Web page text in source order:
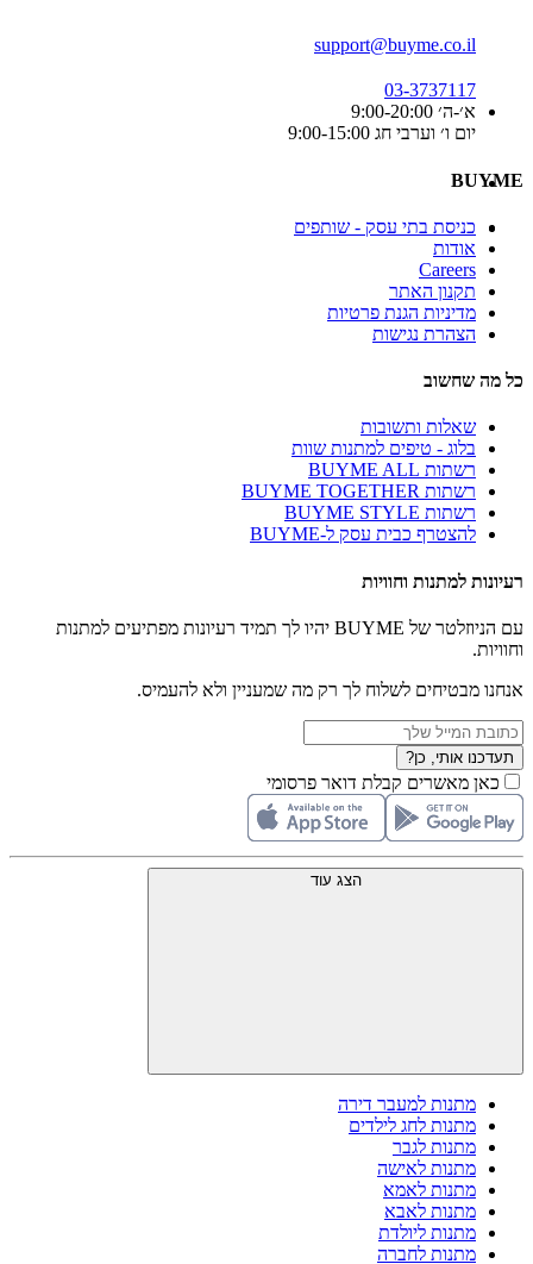
support@buyme.co.il
03-3737117
א׳-ה׳ 9:00-20:00
יום ו׳ וערבי חג 9:00-15:00
BUYME
כניסת בתי עסק - שותפים
אודות
Careers
תקנון האתר
מדיניות הגנת פרטיות
הצהרת נגישות
כל מה שחשוב
שאלות ותשובות
בלוג - טיפים למתנות שוות
רשתות BUYME ALL
רשתות BUYME TOGETHER
רשתות BUYME STYLE
להצטרף כבית עסק ל-BUYME
רעיונות למתנות וחוויות
עם הניוזלטר של BUYME יהיו לך תמיד רעיונות מפתיעים למתנות
וחוויות.
אנחנו מבטיחים לשלוח לך רק מה שמעניין ולא להעמיס.
תעדכנו אותי, כן?
כאן מאשרים קבלת דואר פרסומי
הצג עוד
מתנות למעבר דירה
מתנות לחג לילדים
מתנות לגבר
מתנות לאישה
מתנות לאמא
מתנות לאבא
מתנות ליולדת
מתנות לחברה